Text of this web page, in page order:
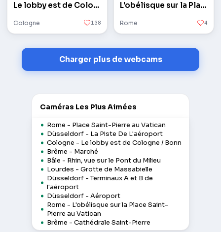
Le lobby est de Cologne / Bonn
Cologne 138
L'obélisque sur la Place Saint-Pierre au Vatican
Rome 4
Charger plus de webcams
Caméras Les Plus Aimées
Rome - Place Saint-Pierre au Vatican
Düsseldorf - La Piste De L'aéroport
Cologne - Le lobby est de Cologne / Bonn
Brême - Marché
Bâle - Rhin, vue sur le Pont du Milieu
Lourdes - Grotte de Massabielle
Düsseldorf - Terminaux A et B de
l'aéroport
Düsseldorf - Aéroport
Rome - L'obélisque sur la Place Saint-
Pierre au Vatican
Brême - Cathédrale Saint-Pierre